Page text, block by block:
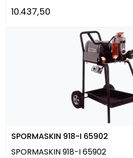
10.437,50
SPORMASKIN 918-I 65902
SPORMASKIN 918-I 65902